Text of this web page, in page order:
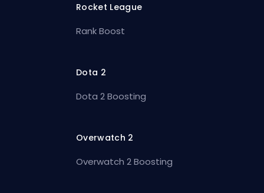
Rocket League
Rank Boost
Dota 2
Dota 2 Boosting
Overwatch 2
Overwatch 2 Boosting